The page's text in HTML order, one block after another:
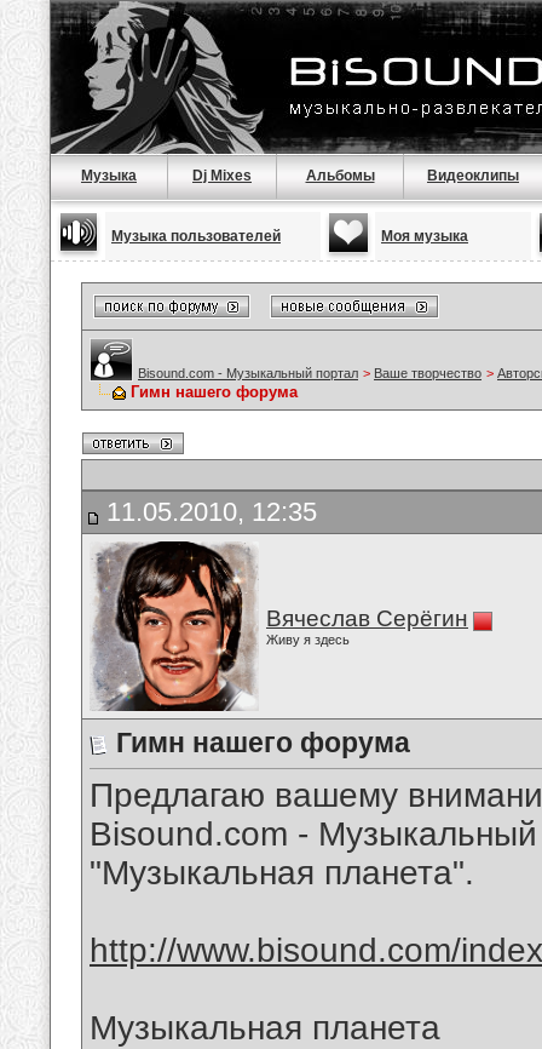
Музыка Dj Mixes Альбомы Видеоклипы
Музыка пользователей Моя музыка
Bisound.com - Музыкальный портал > Ваше творчество >
Гимн нашего форума
11.05.2010, 12:35
Вячеслав Серёгин
Живу я здесь
Гимн нашего форума
Предлагаю вашему
Bisound.com -
"Музыкальная планета".
http://www.bisound.com/
Музыкальная планета